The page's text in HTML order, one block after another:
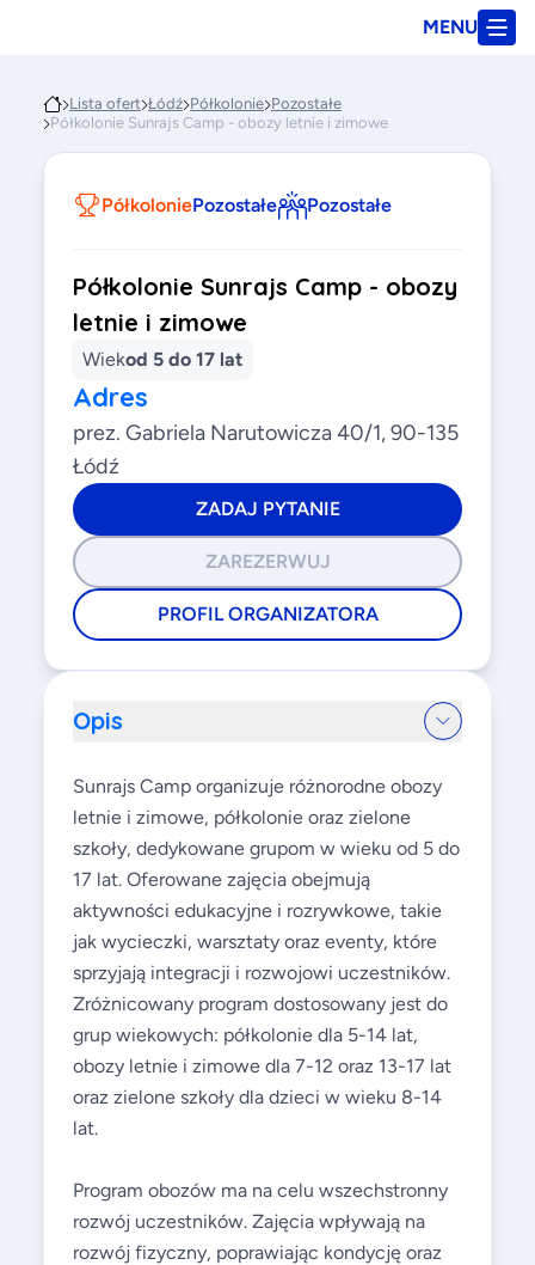
MENU
Lista ofert Łódź Półkolonie Pozostałe
Półkolonie Sunrajs Camp - obozy letnie i zimowe
PółkoloniePozostałe Pozostałe
Półkolonie Sunrajs Camp - obozy
letnie i zimowe
Wiekod 5 do 17 lat
Adres
prez. Gabriela Narutowicza 40/1, 90-135
Łódź
ZADAJ PYTANIE
ZAREZERWUJ
PROFIL ORGANIZATORA
Opis
Sunrajs Camp organizuje różnorodne obozy
letnie i zimowe, półkolonie oraz zielone
szkoły, dedykowane grupom w wieku od 5 do
17 lat. Oferowane zajęcia obejmują
aktywności edukacyjne i rozrywkowe, takie
jak wycieczki, warsztaty oraz eventy, które
sprzyjają integracji i rozwojowi uczestników.
Zróżnicowany program dostosowany jest do
grup wiekowych: półkolonie dla 5-14 lat,
obozy letnie i zimowe dla 7-12 oraz 13-17 lat
oraz zielone szkoły dla dzieci w wieku 8-14
lat.
Program obozów ma na celu wszechstronny
rozwój uczestników. Zajęcia wpływają na
rozwój fizyczny, poprawiając kondycję oraz